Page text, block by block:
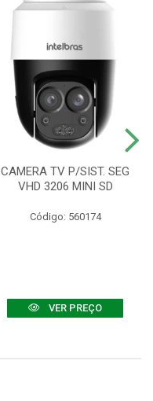
CAMERA TV P/SIST. SEG
VHD 3206 MINI SD
Código: 560174
VER PREÇO